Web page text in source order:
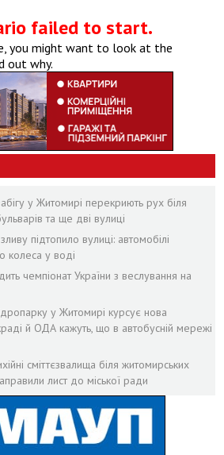
failed to start.
you might want to look at the
out why.
у Житомирі перекриють рух біля
та ще дві вулиці
підтопило вулиці: автомобілі
колеса у воді
чемпіонат України з веслування на
у Житомирі курсує нова
й ОДА кажуть, що в автобусній мережі
сміттєзвалища біля житомирських
лист до міської ради